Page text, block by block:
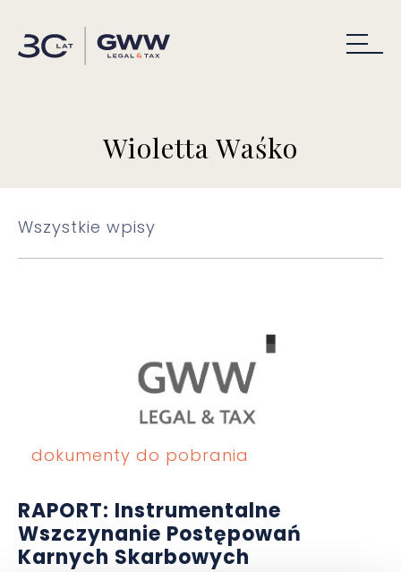
Wioletta Waśko
Wszystkie wpisy
dokumenty do pobrania
RAPORT: Instrumentalne
Wszczynanie Postępowań
Karnych Skarbowych